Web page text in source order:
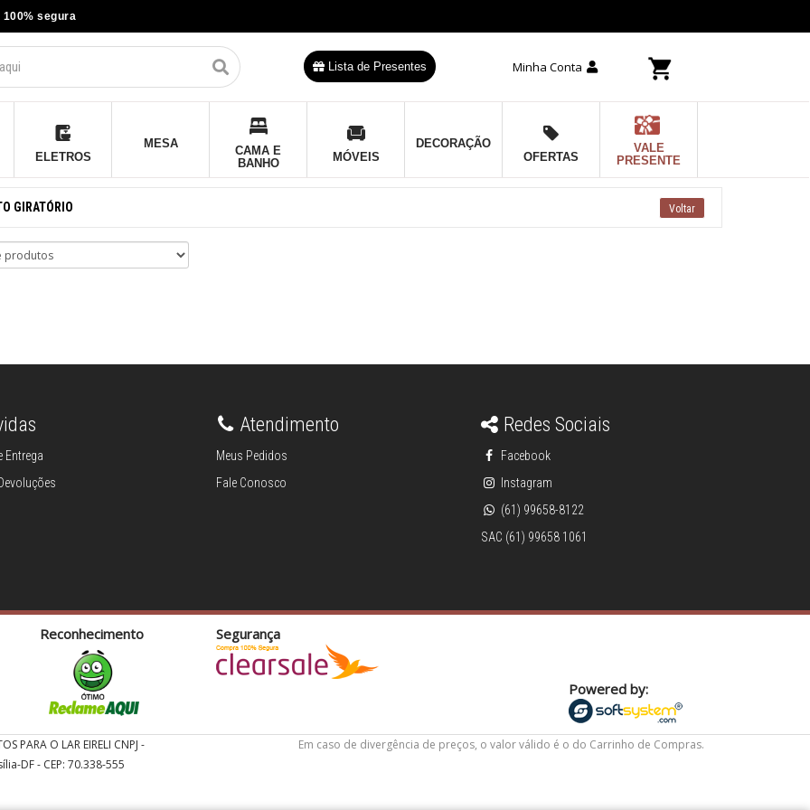
100% segura
Lista de Presentes Minha Conta
ELETROS
MESA
CAMA E
BANHO
MÓVEIS
DECORAÇÃO
OFERTAS
VALE
PRESENTE
GIRATÓRIO
Entrega
Atendimento
Meus Pedidos
Fale Conosco
Redes Sociais
Facebook
Instagram
(61) 99658-8122
SAC (61) 99658 1061
Reconhecimento Segurança
Powered by:
PARA O LAR EIRELI CNPJ -
DF - CEP: 70.338-555
Em caso de divergência de preços, o valor válido é o do Carrinho de Compras.